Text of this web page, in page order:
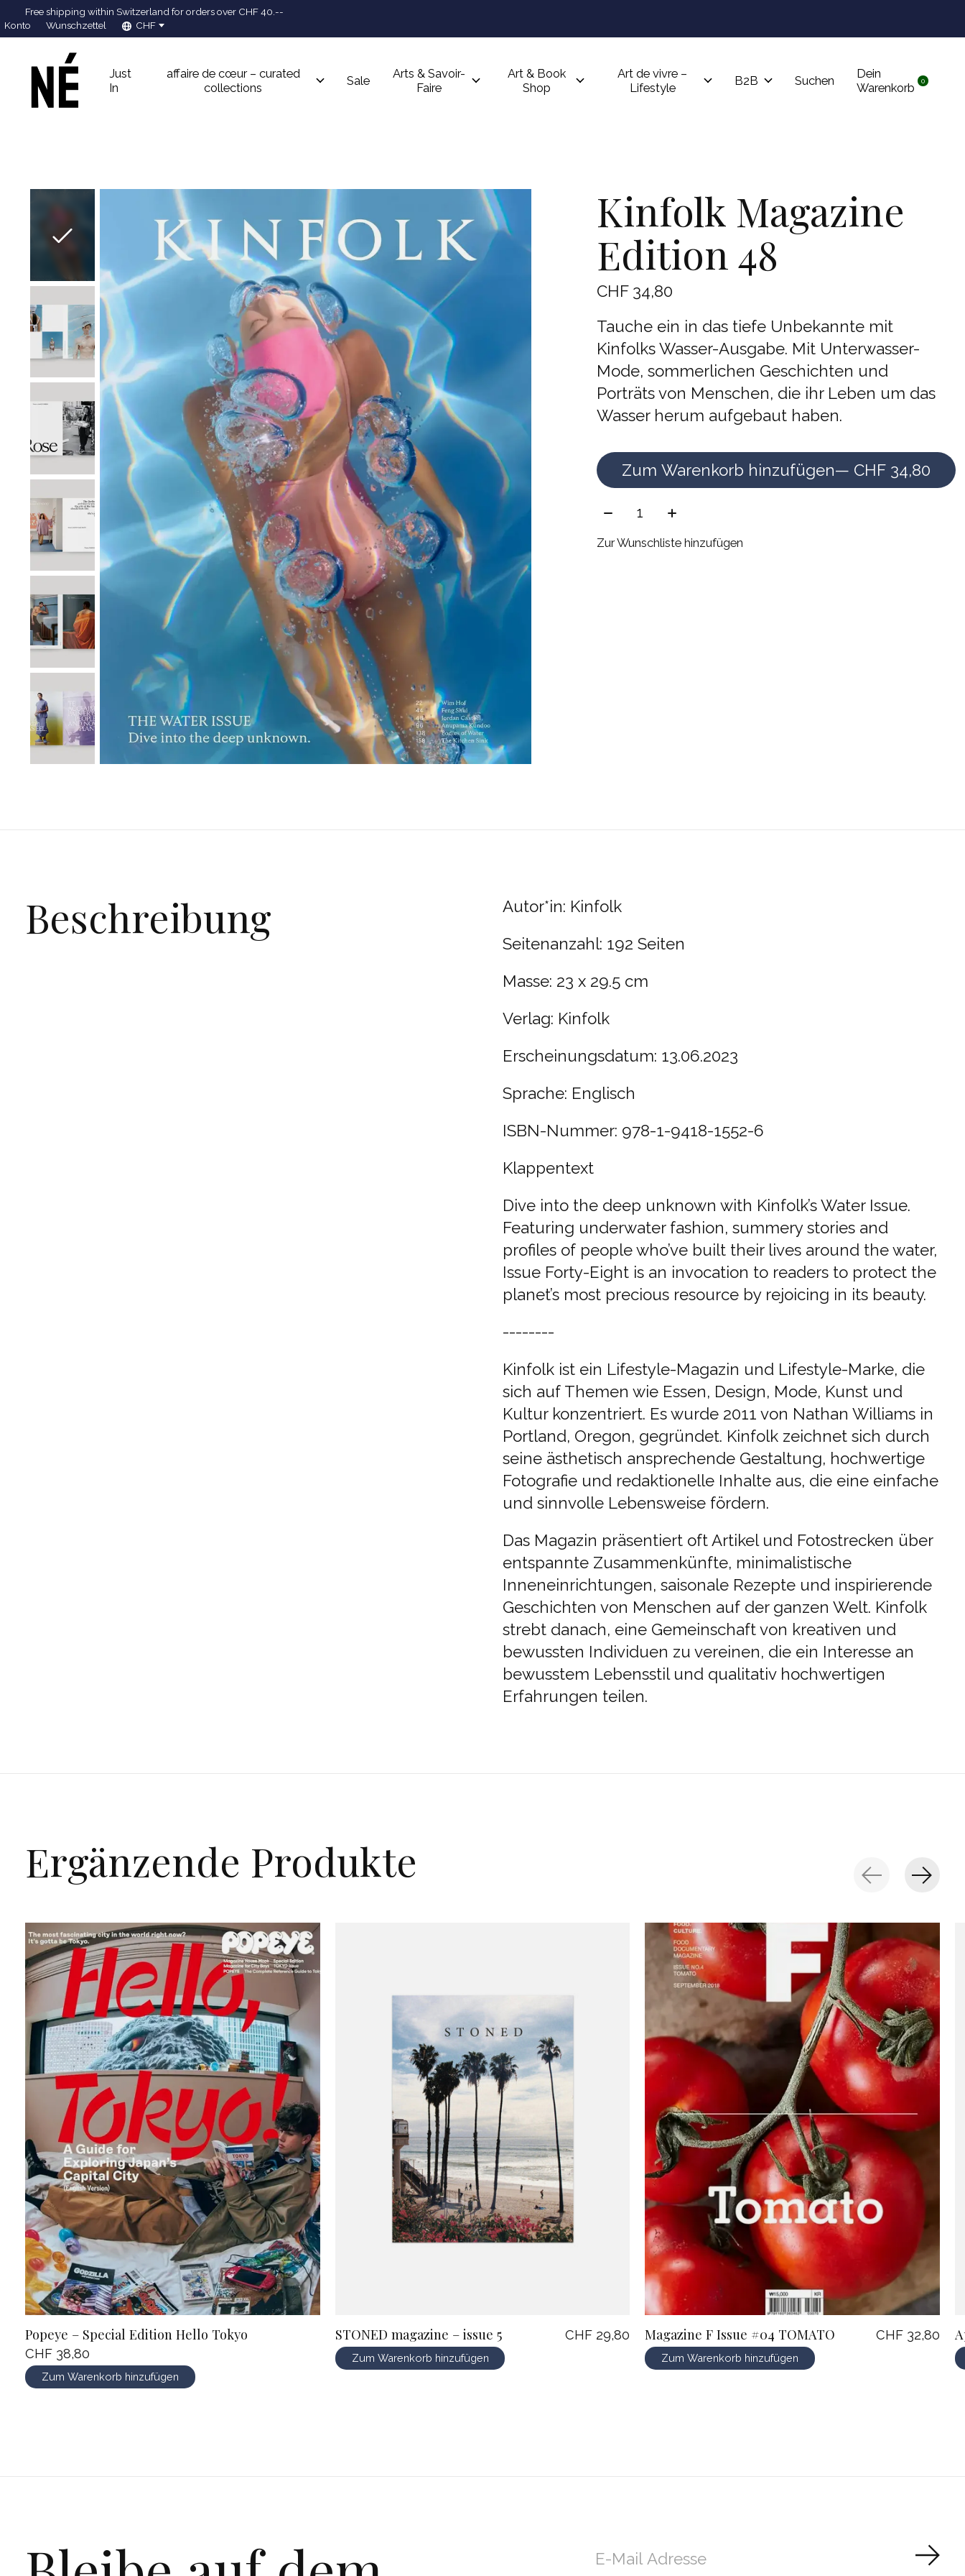
Free shipping within Switzerland for orders over CHF 40.--
Konto Wunschzettel CHF
Just
In
affaire de cœur – curated
collections
Sale
Arts & Savoir-
Faire
Art & Book
Shop
Art de vivre –
Lifestyle
B2B Suchen
Dein
Warenkorb
0items
Slideshow Items
Kinfolk Magazine
Edition 48
CHF 34,80
Tauche ein in das tiefe Unbekannte mit
Kinfolks Wasser-Ausgabe. Mit Unterwasser-
Mode, sommerlichen Geschichten und
Porträts von Menschen, die ihr Leben um das
Wasser herum aufgebaut haben.
Zum Warenkorb hinzufügen
— CHF 34,80
Menge:
Zur Wunschliste hinzufügen
Beschreibung Autor*in: Kinfolk
Seitenanzahl: 192 Seiten
Masse: 23 x 29.5 cm
Verlag: Kinfolk
Erscheinungsdatum: 13.06.2023
Sprache: Englisch
ISBN-Nummer: 978-1-9418-1552-6
Klappentext
Dive into the deep unknown with Kinfolk’s Water Issue.
Featuring underwater fashion, summery stories and
profiles of people who’ve built their lives around the water,
Issue Forty-Eight is an invocation to readers to protect the
planet’s most precious resource by rejoicing in its beauty.
--------
Kinfolk ist ein Lifestyle-Magazin und Lifestyle-Marke, die
sich auf Themen wie Essen, Design, Mode, Kunst und
Kultur konzentriert. Es wurde 2011 von Nathan Williams in
Portland, Oregon, gegründet. Kinfolk zeichnet sich durch
seine ästhetisch ansprechende Gestaltung, hochwertige
Fotografie und redaktionelle Inhalte aus, die eine einfache
und sinnvolle Lebensweise fördern.
Das Magazin präsentiert oft Artikel und Fotostrecken über
entspannte Zusammenkünfte, minimalistische
Inneneinrichtungen, saisonale Rezepte und inspirierende
Geschichten von Menschen auf der ganzen Welt. Kinfolk
strebt danach, eine Gemeinschaft von kreativen und
bewussten Individuen zu vereinen, die ein Interesse an
bewusstem Lebensstil und qualitativ hochwertigen
Erfahrungen teilen.
Ergänzende Produkte
Carousel items
Popeye – Special Edition Hello Tokyo
CHF 38,80
Zum Warenkorb hinzufügen
STONED magazine – issue 5 CHF 29,80
Zum Warenkorb hinzufügen
Magazine F Issue #04 TOMATO CHF 32,80
Zum Warenkorb hinzufügen